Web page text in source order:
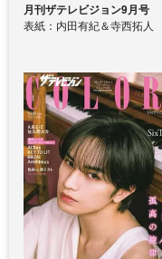
月刊ザテレビジョン9月号
表紙：内田有紀＆寺西拓人